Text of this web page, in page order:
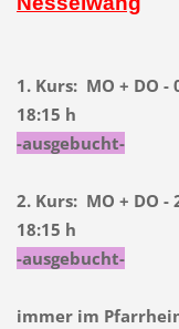
1. Kurs: MO + DO -
18:15 h
-ausgebucht-
2. Kurs: MO + DO -
18:15 h
-ausgebucht-
immer im